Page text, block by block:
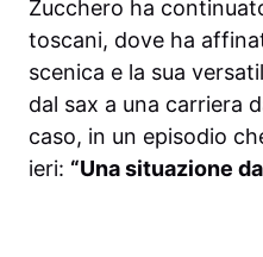
Zucchero ha
toscani, dove ha
scenica e la sua
dal sax a una carriera
caso, in un episodio
ieri: “Una situazione